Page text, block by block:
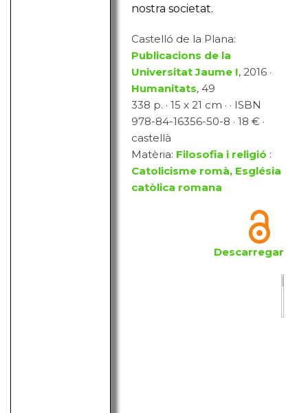
nostra societat.
Castelló de la Plana:
Publicacions de la
Universitat Jaume I, 2016 ·
Humanitats, 49
338 p. · 15 x 21 cm · · ISBN
978-84-16356-50-8 · 18 € ·
castellà
Matèria: Filosofia i religió :
Catolicisme romà, Església
catòlica romana
Descarregar